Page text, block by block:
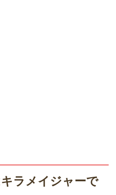
ラメイジャーで